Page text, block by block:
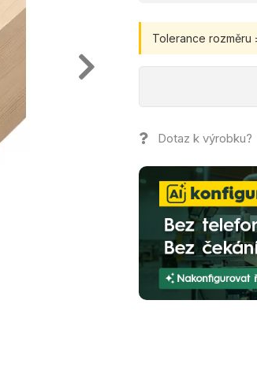
Tolerance rozměru
Dotaz k výrobku?